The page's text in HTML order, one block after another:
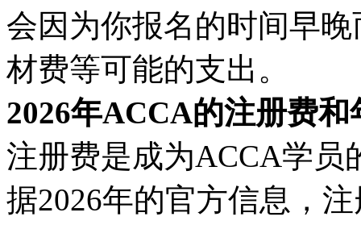
会因为你报名的时间早
材费等可能的支出。
2026年ACCA的注册费
注册费是成为ACCA学员
据2026年的官方信息，